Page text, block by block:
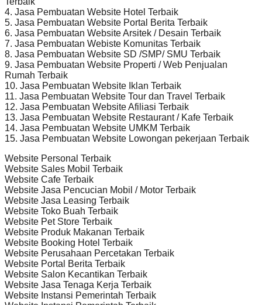
4. Jasa Pembuatan Website Hotel Terbaik
5. Jasa Pembuatan Website Portal Berita Terbaik
6. Jasa Pembuatan Website Arsitek / Desain Terbaik
7. Jasa Pembuatan Webiste Komunitas Terbaik
8. Jasa Pembuatan Website SD /SMP/ SMU Terbaik
9. Jasa Pembuatan Website Properti / Web Penjualan
Rumah Terbaik
10. Jasa Pembuatan Website Iklan Terbaik
11. Jasa Pembuatan Website Tour dan Travel Terbaik
12. Jasa Pembuatan Website Afiliasi Terbaik
13. Jasa Pembuatan Website Restaurant / Kafe Terbaik
14. Jasa Pembuatan Website UMKM Terbaik
15. Jasa Pembuatan Website Lowongan pekerjaan Terbaik
Website Personal Terbaik
Website Sales Mobil Terbaik
Website Cafe Terbaik
Website Jasa Pencucian Mobil / Motor Terbaik
Website Jasa Leasing Terbaik
Website Toko Buah Terbaik
Website Pet Store Terbaik
Website Produk Makanan Terbaik
Website Booking Hotel Terbaik
Website Perusahaan Percetakan Terbaik
Website Portal Berita Terbaik
Website Salon Kecantikan Terbaik
Website Jasa Tenaga Kerja Terbaik
Website Instansi Pemerintah Terbaik